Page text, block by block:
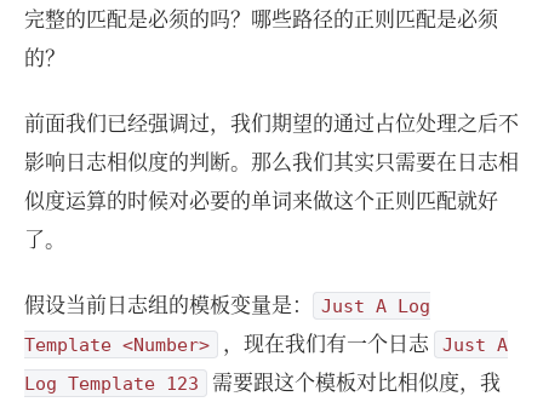
完整的匹配是必须的吗？哪些路径的正则匹配是必须
的？
前面我们已经强调过，我们期望的通过占位处理之后不
影响日志相似度的判断。那么我们其实只需要在日志相
似度运算的时候对必要的单词来做这个正则匹配就好
了。
假设当前日志组的模板变量是：
Just A Log
Template <Number>
，现在我们有一个日志
Just A
Log Template 123
需要跟这个模板对比相似度，我